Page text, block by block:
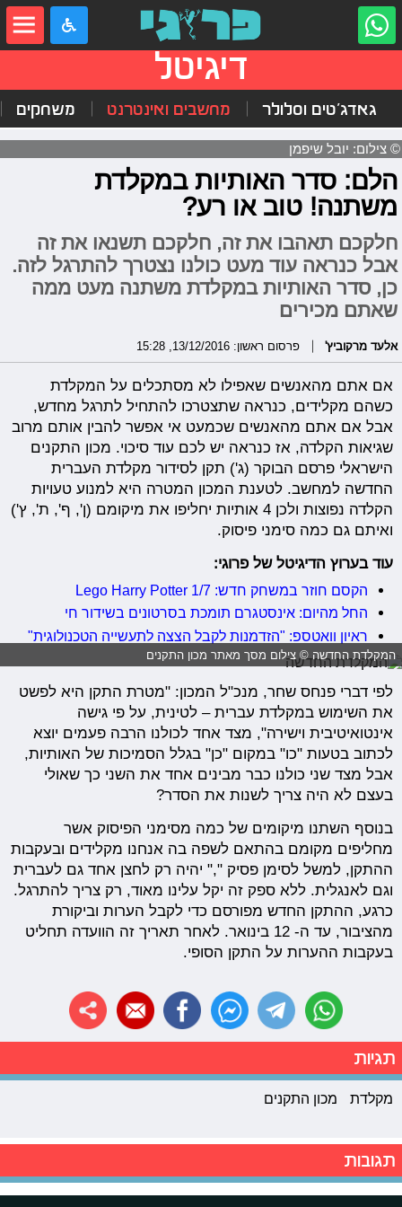
דיגיטל
גאדג'טים וסלולר מחשבים ואינטרנט משחקים
© צילום: יובל שיפמן
הלם: סדר האותיות במקלדת
משתנה! טוב או רע?
חלקכם תאהבו את זה, חלקכם תשנאו את זה
אבל כנראה עוד מעט כולנו נצטרך להתרגל לזה.
כן, סדר האותיות במקלדת משתנה מעט ממה
שאתם מכירים
אלעד מרקוביץ' פרסום ראשון: 13/12/2016, 15:28
אם אתם מהאנשים שאפילו לא מסתכלים על המקלדת
כשהם מקלידים, כנראה שתצטרכו להתחיל לתרגל מחדש,
אבל אם אתם מהאנשים שכמעט אי אפשר להבין אותם מרוב
שגיאות הקלדה, אז כנראה יש לכם עוד סיכוי. מכון התקנים
הישראלי פרסם הבוקר (ג') תקן לסידור מקלדת העברית
החדשה למחשב. לטענת המכון המטרה היא למנוע טעויות
הקלדה נפוצות ולכן 4 אותיות יחליפו את מיקומם (ן', ף', ת', ץ')
ואיתם גם כמה סימני פיסוק.
עוד בערוץ הדיגיטל של פרוגי:
הקסם חוזר במשחק חדש: Lego Harry Potter 1/7
החל מהיום: אינסטגרם תומכת בסרטונים בשידור חי
ראיון וואטספ: "הזדמנות לקבל הצצה לתעשייה הטכנולוגית"
המקלדת החדשה © צילום מסך מאתר מכון התקנים
לפי דברי פנחס שחר, מנכ"ל המכון: "מטרת התקן היא לפשט
את השימוש במקלדת עברית – לטינית, על פי גישה
אינטואיטיבית וישירה", מצד אחד לכולנו הרבה פעמים יוצא
לכתוב בטעות "כו" במקום "כן" בגלל הסמיכות של האותיות,
אבל מצד שני כולנו כבר מבינים אחד את השני כך שאולי
בעצם לא היה צריך לשנות את הסדר?
בנוסף השתנו מיקומים של כמה מסימני הפיסוק אשר
מחליפים מקומם בהתאם לשפה בה אנחנו מקלידים ובעקבות
ההתקן, למשל לסימן פסיק "," יהיה רק לחצן אחד גם לעברית
וגם לאנגלית. ללא ספק זה יקל עלינו מאוד, רק צריך להתרגל.
כרגע, ההתקן החדש מפורסם כדי לקבל הערות וביקורת
מהציבור, עד ה- 12 בינואר. לאחר תאריך זה הוועדה תחליט
בעקבות ההערות על התקן הסופי.
תגיות
מקלדת מכון התקנים
תגובות